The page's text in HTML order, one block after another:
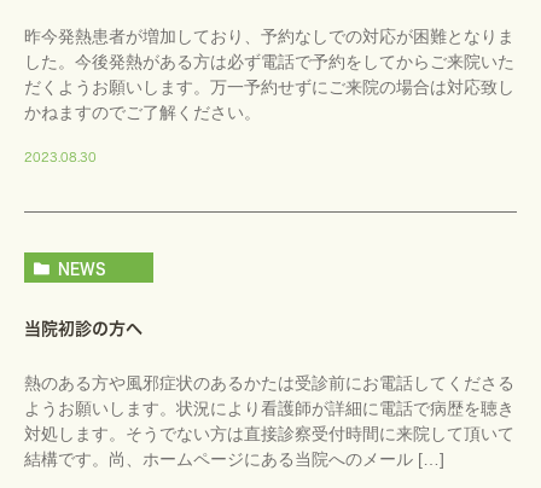
昨今発熱患者が増加しており、予約なしでの対応が困難となりま
した。今後発熱がある方は必ず電話で予約をしてからご来院いた
だくようお願いします。万一予約せずにご来院の場合は対応致し
かねますのでご了解ください。
2023.08.30
NEWS
当院初診の方へ
熱のある方や風邪症状のあるかたは受診前にお電話してくださる
ようお願いします。状況により看護師が詳細に電話で病歴を聴き
対処します。そうでない方は直接診察受付時間に来院して頂いて
結構です。尚、ホームページにある当院へのメール […]